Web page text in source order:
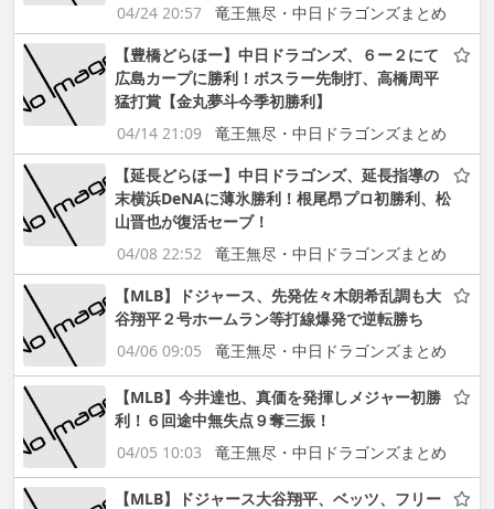
04/24 20:57
竜王無尽・中日ドラゴンズまとめ
【豊橋どらほー】中日ドラゴンズ、６ー２にて
広島カープに勝利！ボスラー先制打、高橋周平
猛打賞【金丸夢斗今季初勝利】
04/14 21:09
竜王無尽・中日ドラゴンズまとめ
【延長どらほー】中日ドラゴンズ、延長指導の
末横浜DeNAに薄氷勝利！根尾昂プロ初勝利、松
山晋也が復活セーブ！
04/08 22:52
竜王無尽・中日ドラゴンズまとめ
【MLB】ドジャース、先発佐々木朗希乱調も大
谷翔平２号ホームラン等打線爆発で逆転勝ち
04/06 09:05
竜王無尽・中日ドラゴンズまとめ
【MLB】今井達也、真価を発揮しメジャー初勝
利！６回途中無失点９奪三振！
04/05 10:03
竜王無尽・中日ドラゴンズまとめ
【MLB】ドジャース大谷翔平、ベッツ、フリー